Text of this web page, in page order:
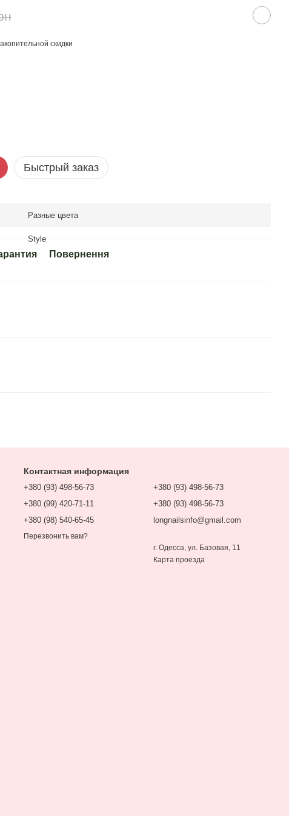
скидки
Быстрый заказ
Разные цвета
Style
Повернення
Контактная информация
+380 (93) 498-56-73
+380 (99) 420-71-11
+380 (98) 540-65-45
Перезвонить вам?
+380 (93) 498-56-73
+380 (93) 498-56-73
longnailsinfo@gmail.com
г. Одесса, ул. Базовая, 11
Карта проезда